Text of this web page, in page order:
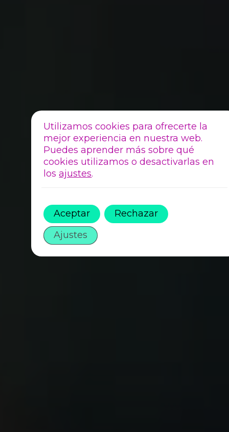
Utilizamos cookies para ofrecerte la
mejor experiencia en nuestra web.
Puedes aprender más sobre qué
cookies utilizamos o desactivarlas en
losajustes.
Aceptar
Rechazar
Ajustes